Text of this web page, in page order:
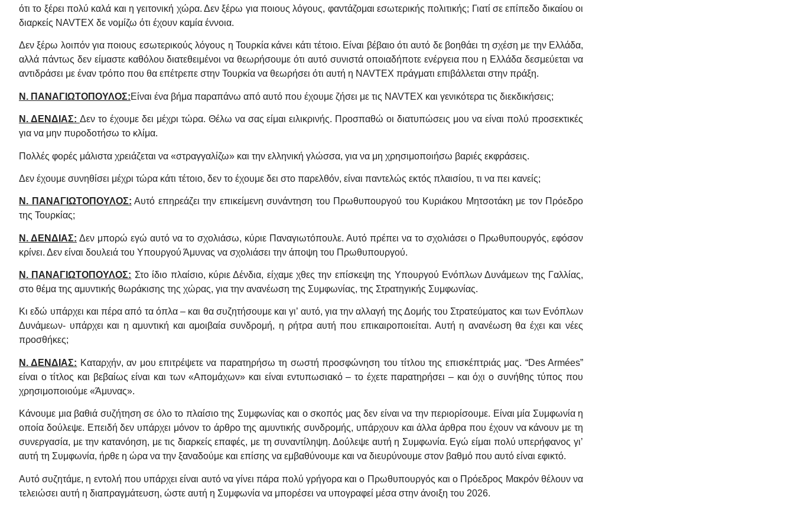
ότι το ξέρει πολύ καλά και η γειτονική χώρα. Δεν ξέρω για ποιους λόγους, φαντάζομαι εσωτερικής πολιτικής; Γιατί σε επίπεδο δικαίου οι
διαρκείς NAVTEX δε νομίζω ότι έχουν καμία έννοια.
Δεν ξέρω λοιπόν για ποιους εσωτερικούς λόγους η Τουρκία κάνει κάτι τέτοιο. Είναι βέβαιο ότι αυτό δε βοηθάει τη σχέση με την Ελλάδα,
αλλά πάντως δεν είμαστε καθόλου διατεθειμένοι να θεωρήσουμε ότι αυτό συνιστά οποιαδήποτε ενέργεια που η Ελλάδα δεσμεύεται να
αντιδράσει με έναν τρόπο που θα επέτρεπε στην Τουρκία να θεωρήσει ότι αυτή η NAVTEX πράγματι επιβάλλεται στην πράξη.
Ν. ΠΑΝΑΓΙΩΤΟΠΟΥΛΟΣ:Είναι ένα βήμα παραπάνω από αυτό που έχουμε ζήσει με τις NAVTEX και γενικότερα τις διεκδικήσεις;
Ν. ΔΕΝΔΙΑΣ: Δεν το έχουμε δει μέχρι τώρα. Θέλω να σας είμαι ειλικρινής. Προσπαθώ οι διατυπώσεις μου να είναι πολύ προσεκτικές
για να μην πυροδοτήσω το κλίμα.
Πολλές φορές μάλιστα χρειάζεται να «στραγγαλίζω» και την ελληνική γλώσσα, για να μη χρησιμοποιήσω βαριές εκφράσεις.
Δεν έχουμε συνηθίσει μέχρι τώρα κάτι τέτοιο, δεν το έχουμε δει στο παρελθόν, είναι παντελώς εκτός πλαισίου, τι να πει κανείς;
Ν. ΠΑΝΑΓΙΩΤΟΠΟΥΛΟΣ: Αυτό επηρεάζει την επικείμενη συνάντηση του Πρωθυπουργού του Κυριάκου Μητσοτάκη με τον Πρόεδρο
της Τουρκίας;
Ν. ΔΕΝΔΙΑΣ: Δεν μπορώ εγώ αυτό να το σχολιάσω, κύριε Παναγιωτόπουλε. Αυτό πρέπει να το σχολιάσει ο Πρωθυπουργός, εφόσον
κρίνει. Δεν είναι δουλειά του Υπουργού Άμυνας να σχολιάσει την άποψη του Πρωθυπουργού.
Ν. ΠΑΝΑΓΙΩΤΟΠΟΥΛΟΣ: Στο ίδιο πλαίσιο, κύριε Δένδια, είχαμε χθες την επίσκεψη της Υπουργού Ενόπλων Δυνάμεων της Γαλλίας,
στο θέμα της αμυντικής θωράκισης της χώρας, για την ανανέωση της Συμφωνίας, της Στρατηγικής Συμφωνίας.
Κι εδώ υπάρχει και πέρα από τα όπλα – και θα συζητήσουμε και γι’ αυτό, για την αλλαγή της Δομής του Στρατεύματος και των Ενόπλων
Δυνάμεων- υπάρχει και η αμυντική και αμοιβαία συνδρομή, η ρήτρα αυτή που επικαιροποιείται. Αυτή η ανανέωση θα έχει και νέες
προσθήκες;
Ν. ΔΕΝΔΙΑΣ: Καταρχήν, αν μου επιτρέψετε να παρατηρήσω τη σωστή προσφώνηση του τίτλου της επισκέπτριάς μας. “Des Armées”
είναι ο τίτλος και βεβαίως είναι και των «Απομάχων» και είναι εντυπωσιακό – το έχετε παρατηρήσει – και όχι ο συνήθης τύπος που
χρησιμοποιούμε «Άμυνας».
Κάνουμε μια βαθιά συζήτηση σε όλο το πλαίσιο της Συμφωνίας και ο σκοπός μας δεν είναι να την περιορίσουμε. Είναι μία Συμφωνία η
οποία δούλεψε. Eπειδή δεν υπάρχει μόνον το άρθρο της αμυντικής συνδρομής, υπάρχουν και άλλα άρθρα που έχουν να κάνουν με τη
συνεργασία, με την κατανόηση, με τις διαρκείς επαφές, με τη συναντίληψη. Δούλεψε αυτή η Συμφωνία. Εγώ είμαι πολύ υπερήφανος γι’
αυτή τη Συμφωνία, ήρθε η ώρα να την ξαναδούμε και επίσης να εμβαθύνουμε και να διευρύνουμε στον βαθμό που αυτό είναι εφικτό.
Αυτό συζητάμε, η εντολή που υπάρχει είναι αυτό να γίνει πάρα πολύ γρήγορα και ο Πρωθυπουργός και ο Πρόεδρος Μακρόν θέλουν να
τελειώσει αυτή η διαπραγμάτευση, ώστε αυτή η Συμφωνία να μπορέσει να υπογραφεί μέσα στην άνοιξη του 2026.